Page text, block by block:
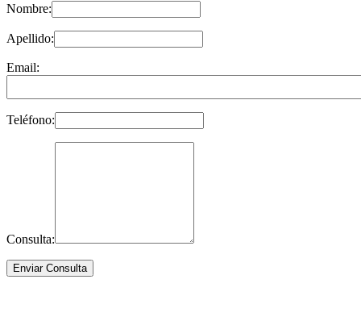
Nombre:
Apellido:
Email:
Teléfono:
Consulta: